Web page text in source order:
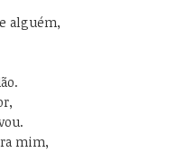
alguém,
mim,